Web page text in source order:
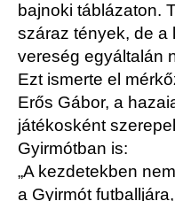
bajnoki táblázaton.
száraz tények, de a
vereség egyáltalán
Ezt ismerte el
Erős Gábor, a
játékosként
Gyirmótban is:
„A kezdetekben
a Gyirmót